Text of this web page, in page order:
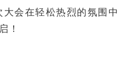
会在轻松热烈的氛围中
！